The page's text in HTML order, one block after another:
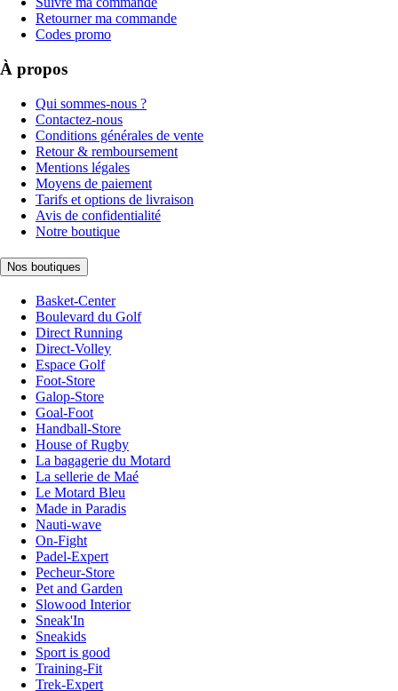
Retourner ma commande
Codes promo
À propos
Qui sommes-nous ?
Contactez-nous
Conditions générales de vente
Retour & remboursement
Mentions légales
Moyens de paiement
Tarifs et options de livraison
Avis de confidentialité
Notre boutique
Nos boutiques
Basket-Center
Boulevard du Golf
Direct Running
Direct-Volley
Espace Golf
Foot-Store
Galop-Store
Goal-Foot
Handball-Store
House of Rugby
La bagagerie du Motard
La sellerie de Maé
Le Motard Bleu
Made in Paradis
Nauti-wave
On-Fight
Padel-Expert
Pecheur-Store
Pet and Garden
Slowood Interior
Sneak'In
Sneakids
Sport is good
Training-Fit
Trek-Expert